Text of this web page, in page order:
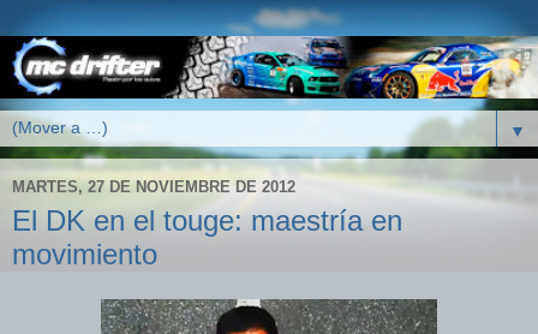
▼
MARTES, 27 DE NOVIEMBRE DE 2012
El DK en el touge: maestría en
movimiento